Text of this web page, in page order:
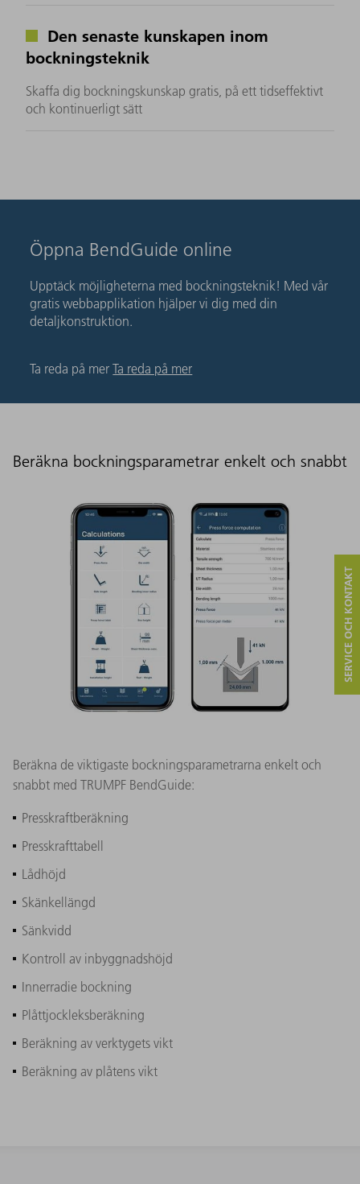
Den senaste kunskapen inom
bockningsteknik
Skaffa dig bockningskunskap gratis, på ett tidseffektivt
och kontinuerligt sätt
Öppna BendGuide online
Upptäck möjligheterna med bockningsteknik! Med vår
gratis webbapplikation hjälper vi dig med din
detaljkonstruktion.
Ta reda på merTa reda på mer
Beräkna bockningsparametrar enkelt och snabbt
Beräkna de viktigaste bockningsparametrarna enkelt och
snabbt med TRUMPF BendGuide:
Presskraftberäkning
Presskrafttabell
Lådhöjd
Skänkellängd
Sänkvidd
Kontroll av inbyggnadshöjd
Innerradie bockning
Plåttjockleksberäkning
Beräkning av verktygets vikt
Beräkning av plåtens vikt
SERVICE OCH KONTAKT